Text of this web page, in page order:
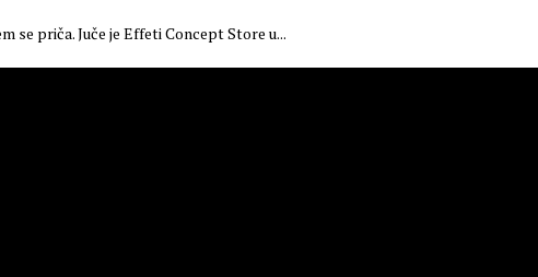
se priča. Juče je Effeti Concept Store u...